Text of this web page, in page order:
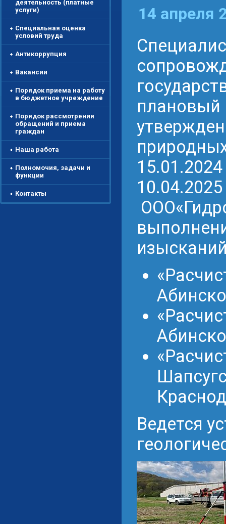
деятельность (платные
услуги)
Специальная оценка
условий труда
Антикоррупция
Вакансии
Порядок приема на работу
в бюджетное учреждение
Порядок рассмотрения
обращений и приема
граждан
Наша работа
Полномочия, задачи и
функции
Контакты
14 апреля
плановый
Ведется